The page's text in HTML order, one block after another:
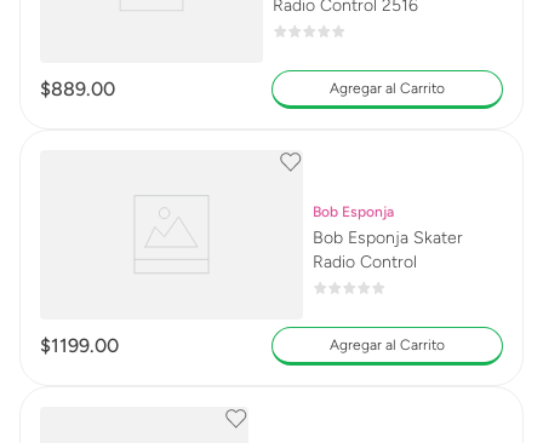
Radio Control 2516
$889.00 Agregar al Carrito
Bob Esponja
Bob Esponja Skater
Radio Control
$1199.00 Agregar al Carrito